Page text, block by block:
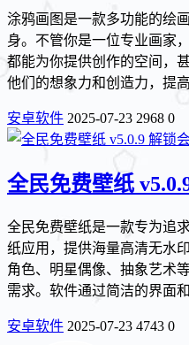
涂鸦画图是一款多功能的绘
身。不管你是一位专业画家
都能为你提供创作的空间，
他们的想象力和创造力，提
安卓软件 2025-07-23 2968 0
全民免费壁纸
全民免费壁纸是一款专为追
纸应用，提供海量高清无水
角色、明星偶像、抽象艺术
需求。软件通过简洁的界面
安卓软件 2025-07-23 4743 0